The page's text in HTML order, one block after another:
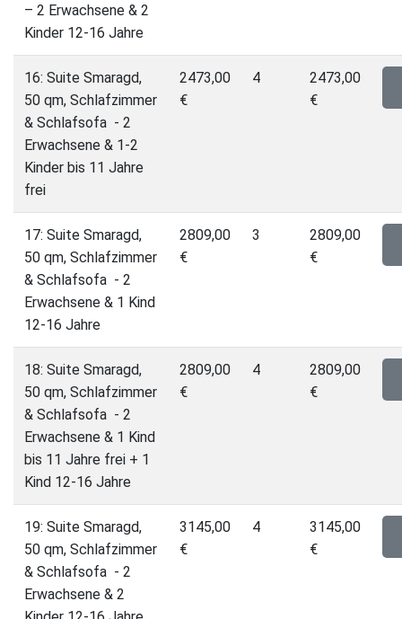
– 2 Erwachsene & 2
Kinder 12-16 Jahre
16: Suite Smaragd,
50 qm, Schlafzimmer
& Schlafsofa - 2
Erwachsene & 1-2
Kinder bis 11 Jahre
frei
2473,00
€
4
2473,00
€
17: Suite Smaragd,
50 qm, Schlafzimmer
& Schlafsofa - 2
Erwachsene & 1 Kind
12-16 Jahre
2809,00
€
3
2809,00
€
18: Suite Smaragd,
50 qm, Schlafzimmer
& Schlafsofa - 2
Erwachsene & 1 Kind
bis 11 Jahre frei + 1
Kind 12-16 Jahre
2809,00
€
4
2809,00
€
19: Suite Smaragd,
50 qm, Schlafzimmer
& Schlafsofa - 2
Erwachsene & 2
3145,00
€
4
3145,00
€